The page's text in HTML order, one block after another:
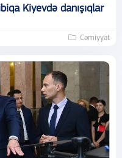
Kiyevdə danışıqlar
Cəmiyyət